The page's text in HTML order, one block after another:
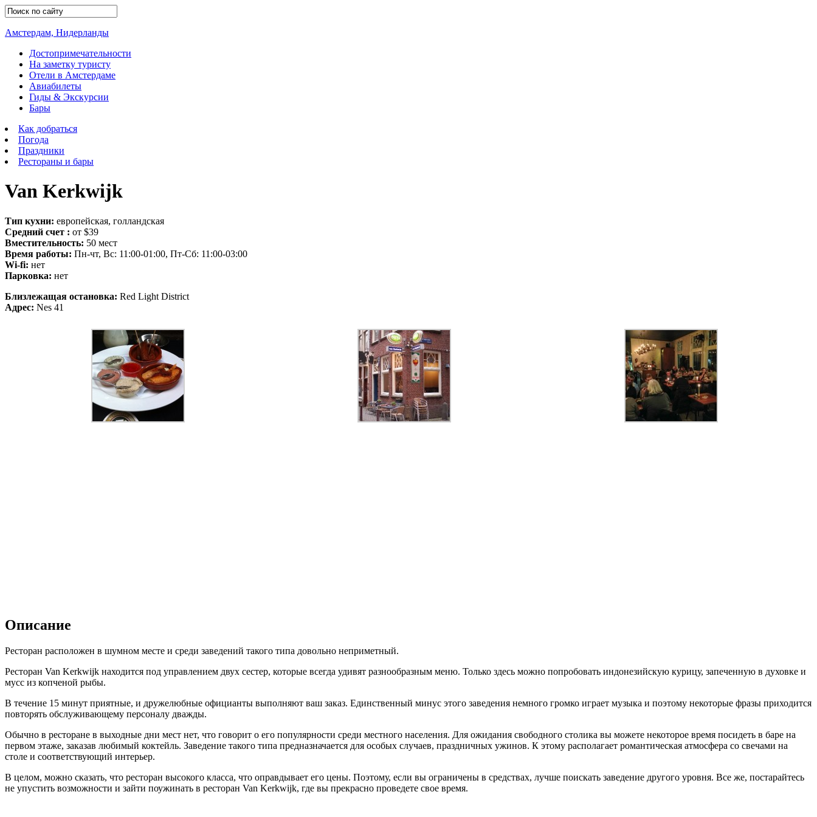
Амстердам, Нидерланды
Достопримечательности
На заметку туристу
Отели в Амстердаме
Авиабилеты
Гиды & Экскурсии
Бары
Как добраться
Погода
Праздники
Рестораны и бары
Van Kerkwijk
Тип кухни: европейская, голландская
Средний счет : от $39
Вместительность: 50 мест
Время работы: Пн-чт, Вс: 11:00-01:00, Пт-Сб: 11:00-03:00
Wi-fi: нет
Парковка: нет
Близлежащая остановка: Red Light District
Адрес: Nes 41
Описание
Ресторан расположен в шумном месте и среди заведений такого типа довольно неприметный.
Ресторан Van Kerkwijk находится под управлением двух сестер, которые всегда удивят разнообразным меню. Только здесь можно попробовать индонезийскую курицу, запеченную в духовке и
мусс из копченой рыбы.
В течение 15 минут приятные, и дружелюбные официанты выполняют ваш заказ. Единственный минус этого заведения немного громко играет музыка и поэтому некоторые фразы приходится
повторять обслуживающему персоналу дважды.
Обычно в ресторане в выходные дни мест нет, что говорит о его популярности среди местного населения. Для ожидания свободного столика вы можете некоторое время посидеть в баре на
первом этаже, заказав любимый коктейль. Заведение такого типа предназначается для особых случаев, праздничных ужинов. К этому располагает романтическая атмосфера со свечами на
столе и соответствующий интерьер.
В целом, можно сказать, что ресторан высокого класса, что оправдывает его цены. Поэтому, если вы ограничены в средствах, лучше поискать заведение другого уровня. Все же, постарайтесь
не упустить возможности и зайти поужинать в ресторан Van Kerkwijk, где вы прекрасно проведете свое время.